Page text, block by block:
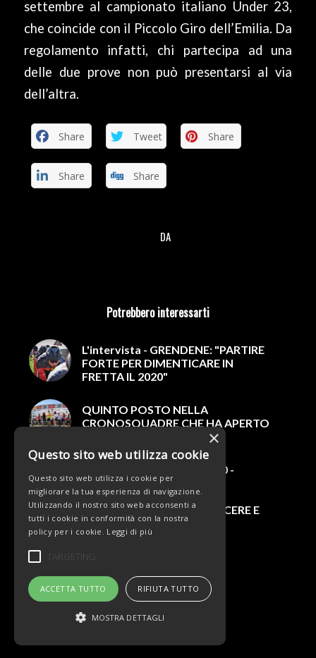
settembre al campionato italiano Under 23,
che coincide con il Piccolo Giro dell’Emilia. Da
regolamento infatti, chi partecipa ad una
delle due prove non può presentarsi al via
dell’altra.
Share Tweet Share
Share Share
DA
Potrebbero interessarti
L'intervista - GRENDENE: "PARTIRE
FORTE PER DIMENTICARE IN
FRETTA IL 2020"
QUINTO POSTO NELLA
CRONOSQUADRE CHE HA APERTO
BELTRAMI MARCHIOL 2020 -
MARCO GRENDENE, UN
ATTACCANTE CHE NON SI
RISPARMIA: "QUI PER CRESCERE E
FARE…
×
Questo sito web utilizza cookie
Questo sito web utilizza i cookie per
migliorare la tua esperienza di navigazione.
Utilizzando il nostro sito web acconsenti a
tutti i cookie in conformità con la nostra
policy per i cookie. Leggi di più
TARGETING
ACCETTA TUTTO RIFIUTA TUTTO
MOSTRA DETTAGLI